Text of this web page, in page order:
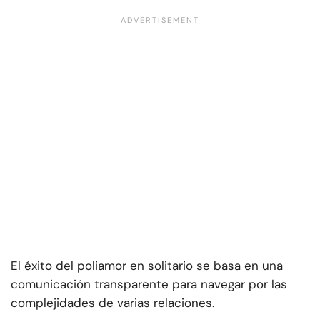
El éxito del poliamor en solitario se basa en una
comunicación transparente para navegar por las
complejidades de varias relaciones.